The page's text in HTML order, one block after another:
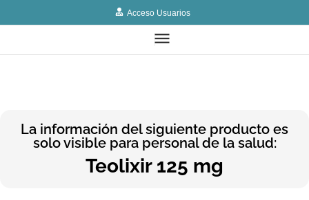
Acceso Usuarios
La información del siguiente producto es
solo visible para personal de la salud:
Teolixir 125 mg